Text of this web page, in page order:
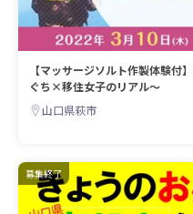
【マッサージソルト作製体験付
ぐち×移住女子のリアル～
山口県萩市
募集終了